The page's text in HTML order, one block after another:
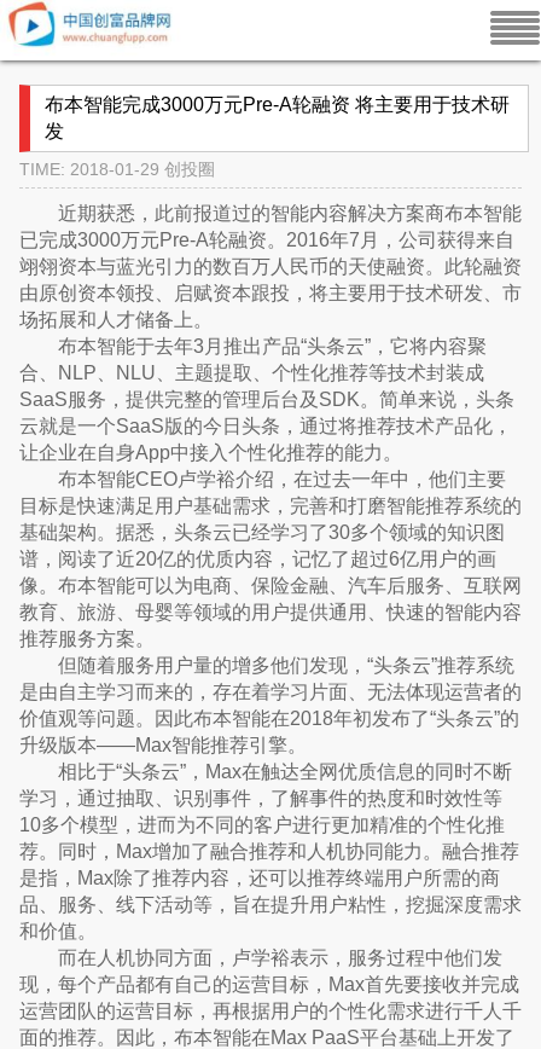
布本智能完成3000万元Pre-A轮融资 将主要用于技术研
发
TIME: 2018-01-29 创投圈
近期获悉，此前报道过的智能内容解决方案商布本智能
已完成3000万元Pre-A轮融资。2016年7月，公司获得来自
翊翎资本与蓝光引力的数百万人民币的天使融资。此轮融资
由原创资本领投、启赋资本跟投，将主要用于技术研发、市
场拓展和人才储备上。
布本智能于去年3月推出产品“头条云”，它将内容聚
合、NLP、NLU、主题提取、个性化推荐等技术封装成
SaaS服务，提供完整的管理后台及SDK。简单来说，头条
云就是一个SaaS版的今日头条，通过将推荐技术产品化，
让企业在自身App中接入个性化推荐的能力。
布本智能CEO卢学裕介绍，在过去一年中，他们主要
目标是快速满足用户基础需求，完善和打磨智能推荐系统的
基础架构。据悉，头条云已经学习了30多个领域的知识图
谱，阅读了近20亿的优质内容，记忆了超过6亿用户的画
像。布本智能可以为电商、保险金融、汽车后服务、互联网
教育、旅游、母婴等领域的用户提供通用、快速的智能内容
推荐服务方案。
但随着服务用户量的增多他们发现，“头条云”推荐系统
是由自主学习而来的，存在着学习片面、无法体现运营者的
价值观等问题。因此布本智能在2018年初发布了“头条云”的
升级版本——Max智能推荐引擎。
相比于“头条云”，Max在触达全网优质信息的同时不断
学习，通过抽取、识别事件，了解事件的热度和时效性等
10多个模型，进而为不同的客户进行更加精准的个性化推
荐。同时，Max增加了融合推荐和人机协同能力。融合推荐
是指，Max除了推荐内容，还可以推荐终端用户所需的商
品、服务、线下活动等，旨在提升用户粘性，挖掘深度需求
和价值。
而在人机协同方面，卢学裕表示，服务过程中他们发
现，每个产品都有自己的运营目标，Max首先要接收并完成
运营团队的运营目标，再根据用户的个性化需求进行千人千
面的推荐。因此，布本智能在Max PaaS平台基础上开发了